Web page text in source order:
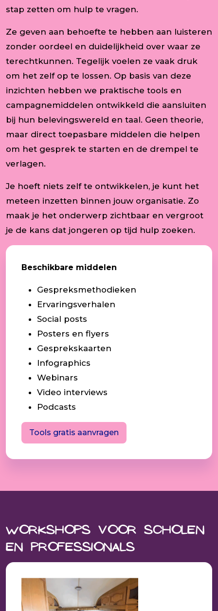
stap zetten om hulp te vragen.
Ze geven aan behoefte te hebben aan luisteren
zonder oordeel en duidelijkheid over waar ze
terechtkunnen. Tegelijk voelen ze vaak druk
om het zelf op te lossen. Op basis van deze
inzichten hebben we praktische tools en
campagnemiddelen ontwikkeld die aansluiten
bij hun belevingswereld en taal. Geen theorie,
maar direct toepasbare middelen die helpen
om het gesprek te starten en de drempel te
verlagen.
Je hoeft niets zelf te ontwikkelen, je kunt het
meteen inzetten binnen jouw organisatie. Zo
maak je het onderwerp zichtbaar en vergroot
je de kans dat jongeren op tijd hulp zoeken.
Beschikbare middelen
Gespreksmethodieken
Ervaringsverhalen
Social posts
Posters en flyers
Gesprekskaarten
Infographics
Webinars
Video interviews
Podcasts
Tools gratis aanvragen
Workshops voor scholen
en professionals